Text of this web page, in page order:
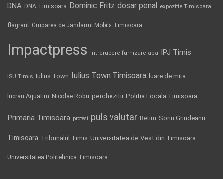
DNA DNA Timisoara Dominic Fritz dosar penal expozitie Timisoara
flagrant Gruparea de Jandarmi Mobila Timisoara
Impactpress intrerupere furnizare apa IPJ Timis
ISU Timis Iulius Town Iulius Town Timisoara luare de mita
lucrari Aquatim Nicolae Robu perchezitii Politia Locala Timisoara
Primaria Timisoara protest puls valutar Retim Sorin Grindeanu
Timisoara Tribunalul Timis Universitatea de Vest din Timisoara
Universitatea Politehnica Timisoara